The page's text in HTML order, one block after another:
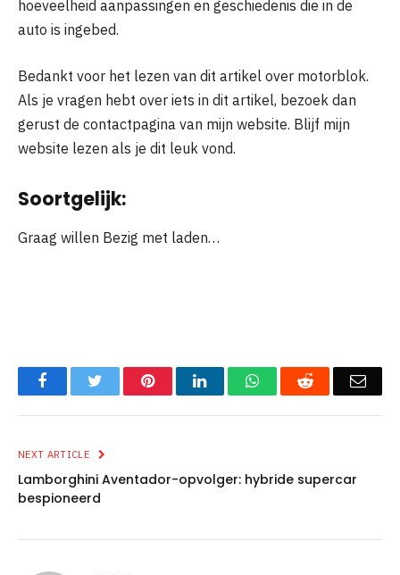
hoeveelheid aanpassingen en geschiedenis die in de
auto is ingebed.
Bedankt voor het lezen van dit artikel over motorblok.
Als je vragen hebt over iets in dit artikel, bezoek dan
gerust de contactpagina van mijn website. Blijf mijn
website lezen als je dit leuk vond.
Soortgelijk:
Graag willen Bezig met laden…
FacebookTwitter PinterestLinkedInWhatsAppReddit
NEXT ARTICLE
Lamborghini Aventador-opvolger: hybride supercar
bespioneerd